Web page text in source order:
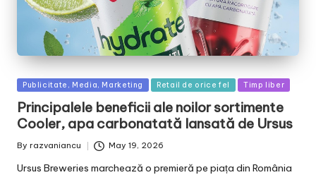
Posted
Publicitate, Media, Marketing Retail de orice fel Timp liber
Principalele beneficii ale noilor sortimente
Cooler, apa carbonatată lansată de Ursus
Posted
By razvaniancu May 19, 2026
Ursus Breweries marchează o premieră pe piața din România